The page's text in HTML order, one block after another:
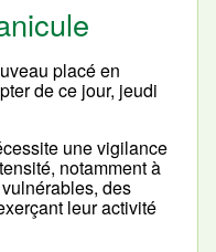
placé en
de ce jour, jeudi
une vigilance
notamment à
des
leur activité